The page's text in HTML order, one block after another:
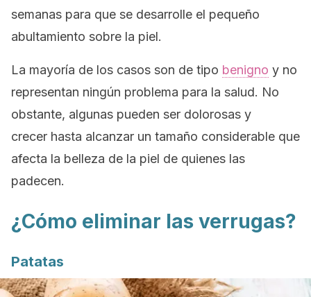
semanas para que se desarrolle el pequeño
abultamiento sobre la piel.
La mayoría de los casos son de tipo benigno y no
representan ningún problema para la salud. No
obstante, algunas pueden ser dolorosas y
crecer hasta alcanzar un tamaño considerable que
afecta la belleza de la piel de quienes las
padecen.
¿Cómo eliminar las verrugas?
Patatas